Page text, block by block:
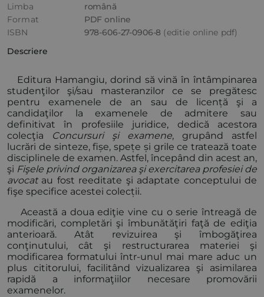
Limba
română
Format
PDF online
ISBN
978-606-27-0906-8 (editie online pdf)
Descriere
Editura Hamangiu, dorind să vină în întâmpinarea
studenţilor şi/sau masteranzilor ce se pregătesc
pentru examenele de an sau de licență şi a
candidaţilor la examenele de admitere sau
definitivat în profesiile juridice, dedică acestora
colecţia
Concursuri şi examene, grupând astfel
lucrări de sinteze, fișe, spețe și grile ce tratează toate
disciplinele de examen. Astfel, începând din acest an,
şi Fişele privind organizarea şi exercitarea profesiei de
avocatau fost reeditate şi adaptate conceptului de
fişe specifice acestei colecții.
Această a doua ediţie vine cu o serie întreagă de
modificări, completări şi îmbunătăţiri faţă de ediţia
anterioară. Atât revizuirea şi îmbogăţirea
conţinutului, cât şi restructurarea materiei şi
modificarea formatului într-unul mai mare aduc un
plus cititorului, facilitând vizualizarea şi asimilarea
rapidă a informaţiilor necesare promovării
examenelor.